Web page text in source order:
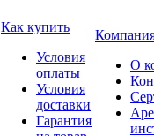
Как купить
Условия
оплаты
Условия
доставки
Гарантия
О